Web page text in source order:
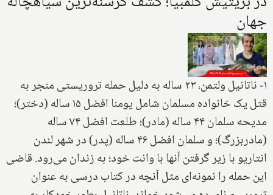
جهان
۱- ناتانیل ولتمن، ۲۳ ساله به دلیل حمله تروریستی منجر به
قتل یک خانواده مسلمان شامل یومنا افضل ۱۵ ساله (دختر)؛
مدیحه سلمان ۴۴ ساله (مادر)؛ طلعت افضل ۷۴ ساله
(مادربزرگ)؛ و سلمان افضل ۴۶ ساله (پدر) در شهر لندن
انتاریو با زیر گرفتن آنها با وانت خود؛ به زندان می‌رود. قاضی
این حمله را نمونه‌ای مثل آنچه در کتاب درسی به عنوان